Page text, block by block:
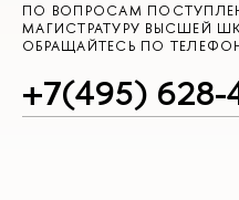
ПО ВОПРОСАМ
МАГИСТРАТУРУ ВЫСШЕЙ
ОБРАЩАЙТЕСЬ ПО
+7(495) 628-